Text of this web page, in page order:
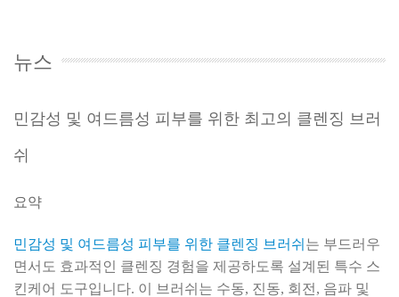
뉴스
민감성 및 여드름성 피부를 위한 최고의 클렌징 브러
쉬
요약
민감성 및 여드름성 피부를 위한 클렌징 브러쉬 는 부드러우
면서도 효과적인 클렌징 경험을 제공하도록 설계된 특수 스
킨케어 도구입니다. 이 브러쉬는 수동, 진동, 회전, 음파 및